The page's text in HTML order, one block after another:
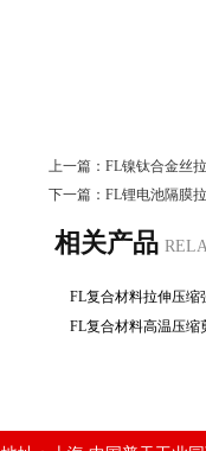
上一篇： FL镍钛合金丝
下一篇： FL锂电池隔膜
相关产品
FL复合材料拉伸压
FL复合材料高温压